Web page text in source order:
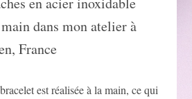
dans mon atelier à
France
est réalisée à la main, ce qui